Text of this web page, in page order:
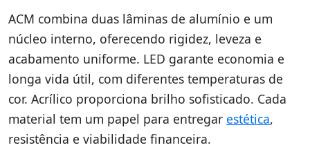
ACM combina duas lâminas de alumínio e um
núcleo interno, oferecendo rigidez, leveza e
acabamento uniforme. LED garante economia e
longa vida útil, com diferentes temperaturas de
cor. Acrílico proporciona brilho sofisticado. Cada
material tem um papel para entregar estética,
resistência e viabilidade financeira.